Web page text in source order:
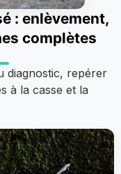
: enlèvement,
complètes
diagnostic, repérer
à la casse et la